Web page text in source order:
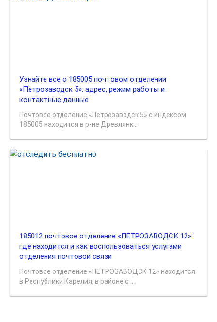
Узнайте все о 185005 почтовом отделении
«Петрозаводск 5»: адрес, режим работы и
контактные данные
Почтовое отделение «Петрозаводск 5» с индексом
185005 находится в р-не Древлянк...
185012 почтовое отделение «ПЕТРОЗАВОДСК 12»:
где находится и как воспользоваться услугами
отделения почтовой связи
Почтовое отделение «ПЕТРОЗАВОДСК 12» находится
в Республики Карелия, в районе с ...